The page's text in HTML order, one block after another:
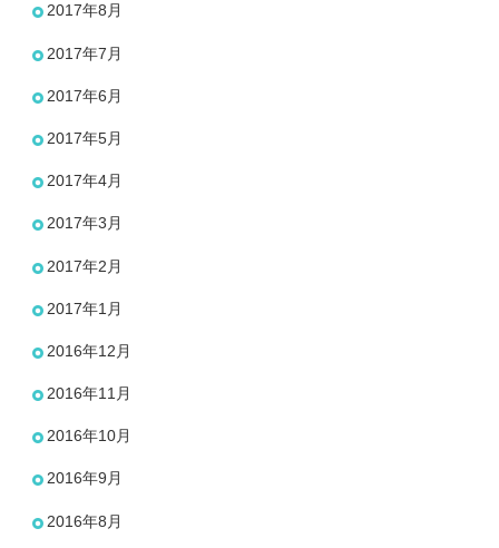
2017年8月
2017年7月
2017年6月
2017年5月
2017年4月
2017年3月
2017年2月
2017年1月
2016年12月
2016年11月
2016年10月
2016年9月
2016年8月